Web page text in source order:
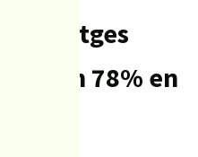
cau un 78% en